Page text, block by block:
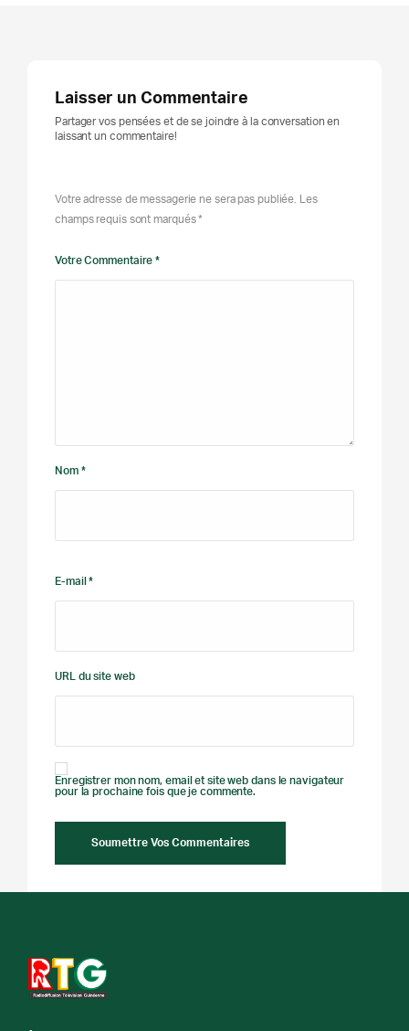
Laisser un Commentaire
Partager vos pensées et de se joindre à la conversation en
laissant un commentaire!
Votre adresse de messagerie ne sera pas publiée. Les
champs requis sont marqués *
Votre Commentaire *
Nom *
E-mail *
URL du site web
Enregistrer mon nom, email et site web dans le navigateur
pour la prochaine fois que je commente.